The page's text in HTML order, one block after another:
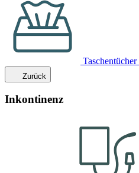
Taschentücher
Zurück
Inkontinenz